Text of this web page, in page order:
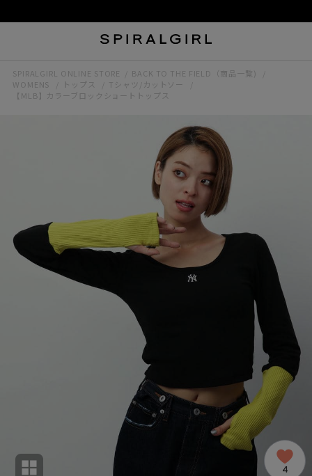
SPIRALGIRL ONLINE STORE
BACK TO THE FIELD（商品一覧)
WOMENS
トップス
Tシャツ/カットソー
【MLB】カラーブロックショートトップス
4